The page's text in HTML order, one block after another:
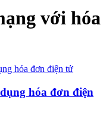
với hóa
hóa đơn điện